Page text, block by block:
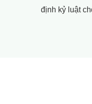
định kỷ luật